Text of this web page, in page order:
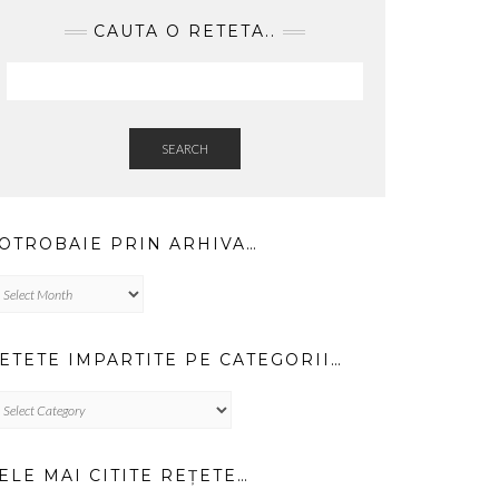
CAUTA O RETETA..
SEARCH
PRIN ARHIVA…
IMPARTITE PE CATEGORII…
MAI CITITE REȚETE…